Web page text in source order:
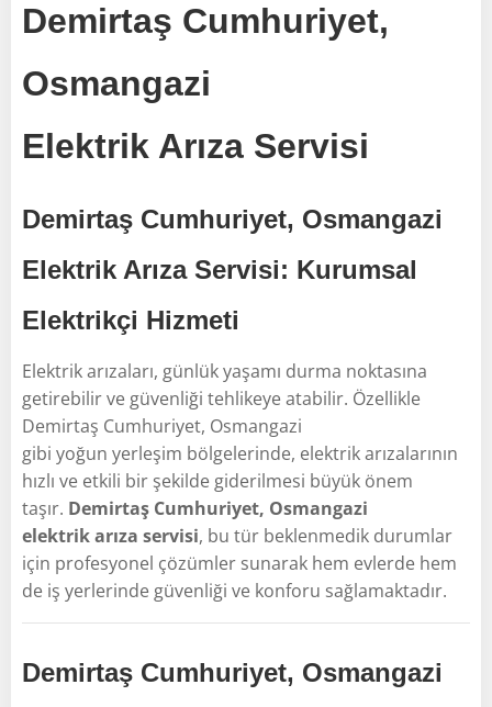
Demirtaş Cumhuriyet,
Osmangazi
Elektrik Arıza Servisi
Demirtaş Cumhuriyet, Osmangazi
Elektrik Arıza Servisi: Kurumsal
Elektrikçi Hizmeti
Elektrik arızaları, günlük yaşamı durma noktasına
getirebilir ve güvenliği tehlikeye atabilir. Özellikle
Demirtaş Cumhuriyet, Osmangazi
gibi yoğun yerleşim bölgelerinde, elektrik arızalarının
hızlı ve etkili bir şekilde giderilmesi büyük önem
taşır. Demirtaş Cumhuriyet, Osmangazi
elektrik arıza servisi, bu tür beklenmedik durumlar
için profesyonel çözümler sunarak hem evlerde hem
de iş yerlerinde güvenliği ve konforu sağlamaktadır.
Demirtaş Cumhuriyet, Osmangazi